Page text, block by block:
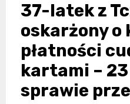
37-latek z
oskarżony o
płatności
kartami –
sprawie